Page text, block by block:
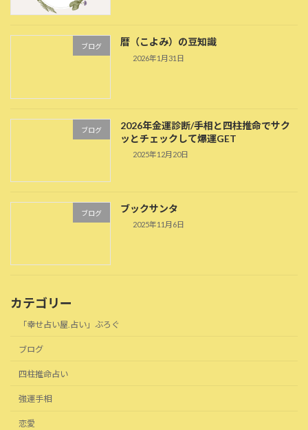
ブログ 暦（こよみ）の豆知識
2026年1月31日
ブログ
2026年金運診断/手相と四柱推命でサク
ッとチェックして爆運GET
2025年12月20日
ブログ ブックサンタ
2025年11月6日
カテゴリー
「幸せ占い屋.占い」ぶろぐ
ブログ
四柱推命占い
強運手相
恋愛